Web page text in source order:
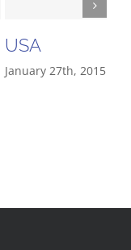
USA
January 27th, 2015